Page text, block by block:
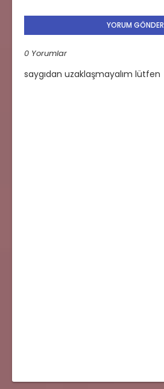
YORUM GÖNDER
0 Yorumlar
saygıdan uzaklaşmayalım lütfen